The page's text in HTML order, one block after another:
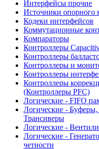
Интерфейсы прочие
Источники опорного
Кодеки интерфейсов
Коммутационные
Компараторы
Контроллеры
Контроллеры
Контроллеры и
Контроллеры
Контроллеры
(Контроллеры PFC)
Логические - FIFO
Логические -
Трансиверы
Логические -
Логические -
четности